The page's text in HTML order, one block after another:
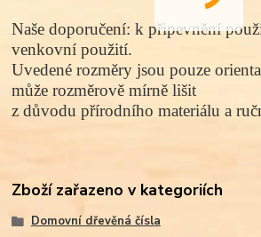
Naše doporučení: k připevnění
venkovní použití.
Uvedené rozměry jsou pouze
může rozměrově mírně lišit
z důvodu přírodního materiálu a
Zboží zařazeno v kategoriích
Domovní dřevěná čísla